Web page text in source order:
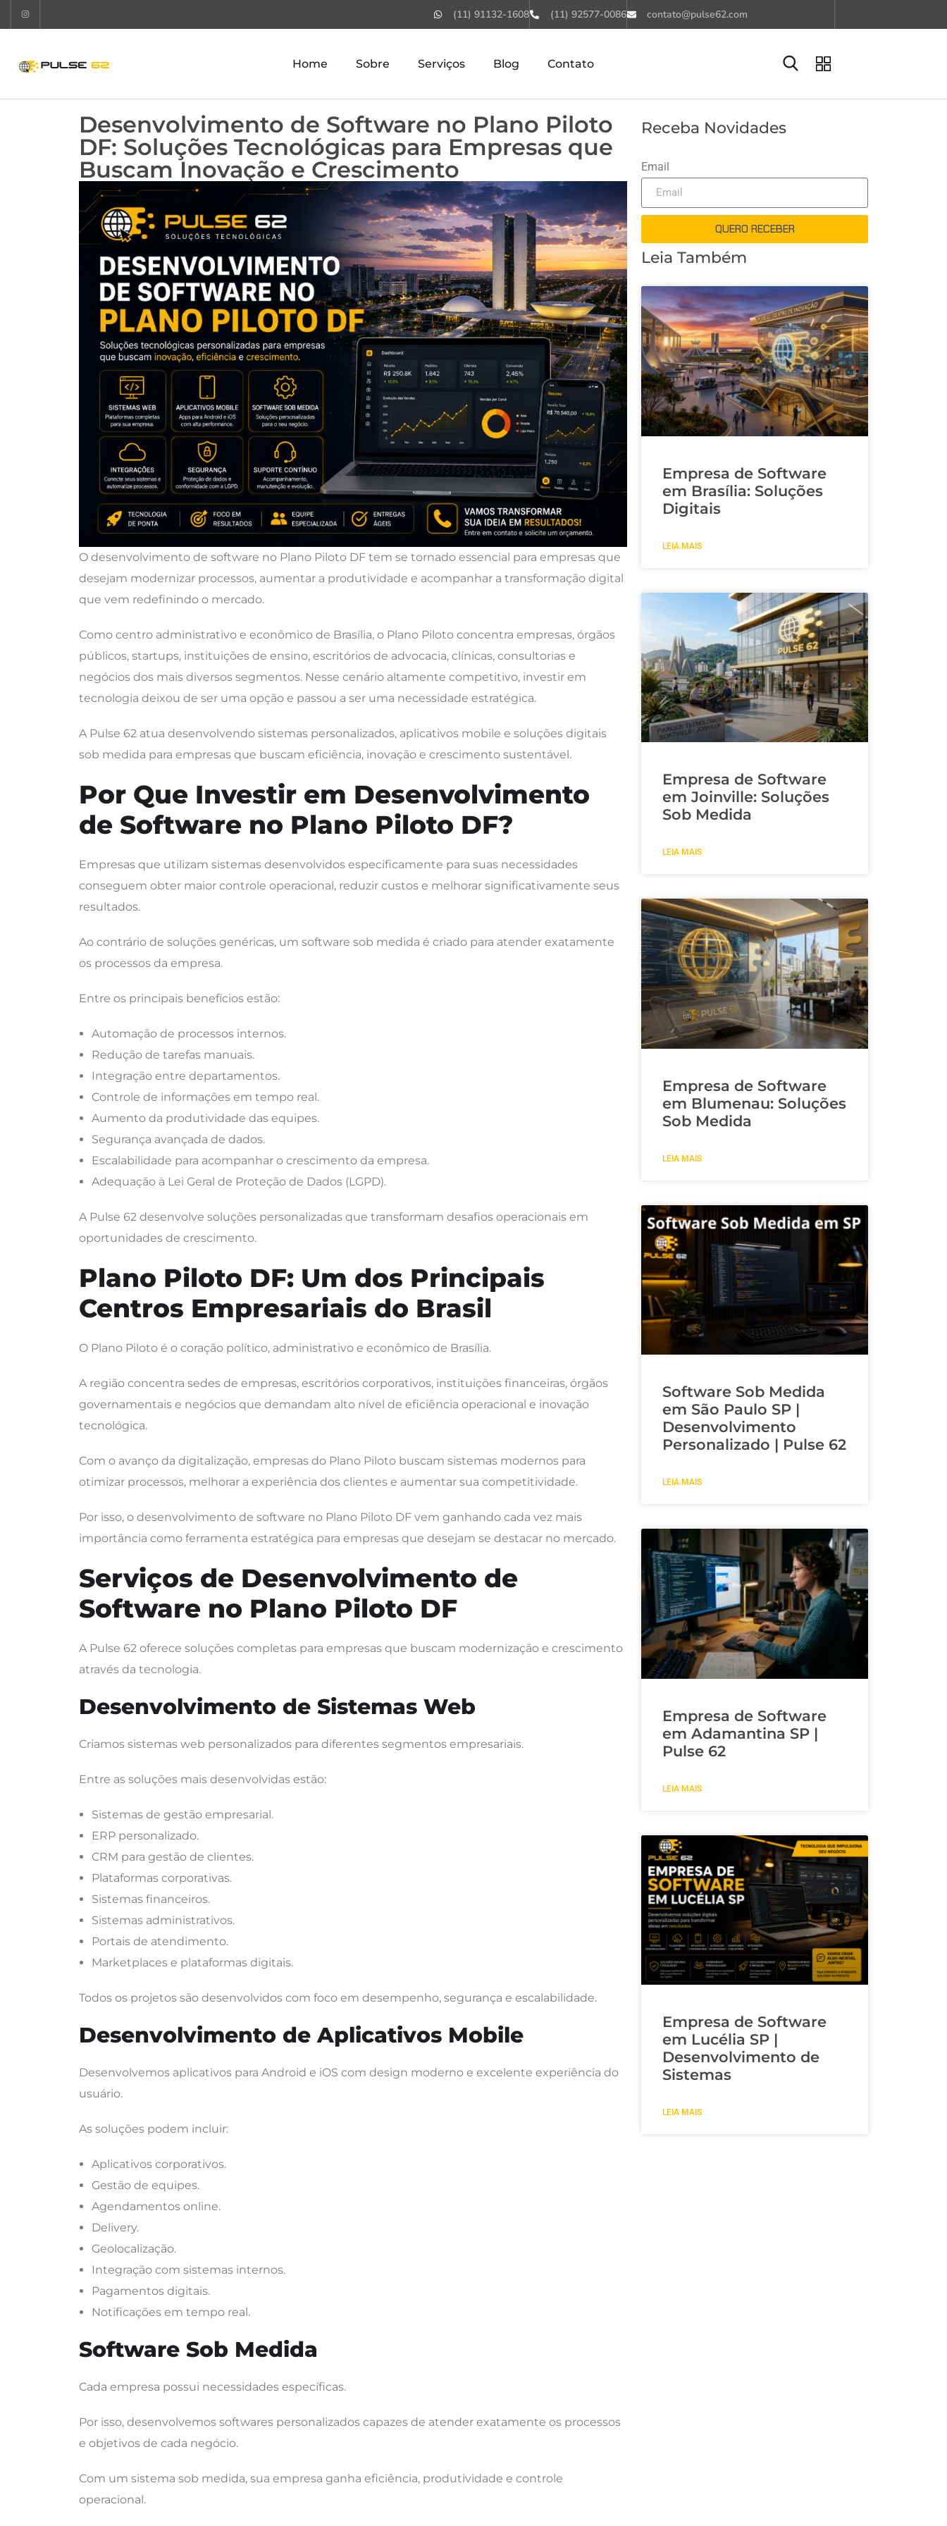
(11) 91132-1608 (11) 92577-0086 contato@pulse62.com
Home Sobre Serviços Blog Contato
Desenvolvimento de Software no Plano Piloto
DF: Soluções Tecnológicas para Empresas que
Buscam Inovação e Crescimento
O desenvolvimento de software no Plano Piloto DF tem se tornado essencial para empresas que
desejam modernizar processos, aumentar a produtividade e acompanhar a transformação digital
que vem redefinindo o mercado.
Como centro administrativo e econômico de Brasília, o Plano Piloto concentra empresas, órgãos
públicos, startups, instituições de ensino, escritórios de advocacia, clínicas, consultorias e
negócios dos mais diversos segmentos. Nesse cenário altamente competitivo, investir em
tecnologia deixou de ser uma opção e passou a ser uma necessidade estratégica.
A Pulse 62 atua desenvolvendo sistemas personalizados, aplicativos mobile e soluções digitais
sob medida para empresas que buscam eficiência, inovação e crescimento sustentável.
Por Que Investir em Desenvolvimento
de Software no Plano Piloto DF?
Empresas que utilizam sistemas desenvolvidos especificamente para suas necessidades
conseguem obter maior controle operacional, reduzir custos e melhorar significativamente seus
resultados.
Ao contrário de soluções genéricas, um software sob medida é criado para atender exatamente
os processos da empresa.
Entre os principais benefícios estão:
Automação de processos internos.
Redução de tarefas manuais.
Integração entre departamentos.
Controle de informações em tempo real.
Aumento da produtividade das equipes.
Segurança avançada de dados.
Escalabilidade para acompanhar o crescimento da empresa.
Adequação à Lei Geral de Proteção de Dados (LGPD).
A Pulse 62 desenvolve soluções personalizadas que transformam desafios operacionais em
oportunidades de crescimento.
Plano Piloto DF: Um dos Principais
Centros Empresariais do Brasil
O Plano Piloto é o coração político, administrativo e econômico de Brasília.
A região concentra sedes de empresas, escritórios corporativos, instituições financeiras, órgãos
governamentais e negócios que demandam alto nível de eficiência operacional e inovação
tecnológica.
Com o avanço da digitalização, empresas do Plano Piloto buscam sistemas modernos para
otimizar processos, melhorar a experiência dos clientes e aumentar sua competitividade.
Por isso, o desenvolvimento de software no Plano Piloto DF vem ganhando cada vez mais
importância como ferramenta estratégica para empresas que desejam se destacar no mercado.
Serviços de Desenvolvimento de
Software no Plano Piloto DF
A Pulse 62 oferece soluções completas para empresas que buscam modernização e crescimento
através da tecnologia.
Desenvolvimento de Sistemas Web
Criamos sistemas web personalizados para diferentes segmentos empresariais.
Entre as soluções mais desenvolvidas estão:
Sistemas de gestão empresarial.
ERP personalizado.
CRM para gestão de clientes.
Plataformas corporativas.
Sistemas financeiros.
Sistemas administrativos.
Portais de atendimento.
Marketplaces e plataformas digitais.
Todos os projetos são desenvolvidos com foco em desempenho, segurança e escalabilidade.
Desenvolvimento de Aplicativos Mobile
Desenvolvemos aplicativos para Android e iOS com design moderno e excelente experiência do
usuário.
As soluções podem incluir:
Aplicativos corporativos.
Gestão de equipes.
Agendamentos online.
Delivery.
Geolocalização.
Integração com sistemas internos.
Pagamentos digitais.
Notificações em tempo real.
Software Sob Medida
Cada empresa possui necessidades específicas.
Por isso, desenvolvemos softwares personalizados capazes de atender exatamente os processos
e objetivos de cada negócio.
Com um sistema sob medida, sua empresa ganha eficiência, produtividade e controle
operacional.
Receba Novidades
Email
QUERO RECEBER
Leia Também
Empresa de Software
em Brasília: Soluções
Digitais
LEIA MAIS
Empresa de Software
em Joinville: Soluções
Sob Medida
LEIA MAIS
Empresa de Software
em Blumenau: Soluções
Sob Medida
LEIA MAIS
Software Sob Medida
em São Paulo SP |
Desenvolvimento
Personalizado | Pulse 62
LEIA MAIS
Empresa de Software
em Adamantina SP |
Pulse 62
LEIA MAIS
Empresa de Software
em Lucélia SP |
Desenvolvimento de
Sistemas
LEIA MAIS